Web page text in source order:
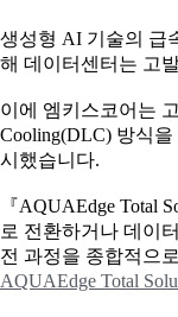
생성형 AI 기술의 급
해 데이터센터는 고
이에 엠키스코어는
Cooling(DLC) 방식을
시했습니다.
『AQUAEdge Total
로 전환하거나 데이
전 과정을 종합적으
AQUAEdge Total